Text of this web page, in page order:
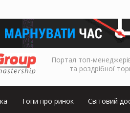
Портал топ-
та роздрібної
Топи про ринок Світовий